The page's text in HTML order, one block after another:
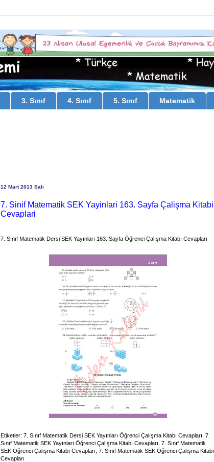
3. Sınıf 4. Sınıf 5. Sınıf Matematik
12 Mart 2013 Salı
7. Sinif Matematik SEK Yayinlari 163. Sayfa Çalişma Kitabi
Cevaplari
7. Sınıf Matematik Dersi SEK Yayınları 163. Sayfa Öğrenci Çalışma Kitabı Cevapları
Etiketler: 7. Sınıf Matematik Dersi SEK Yayınları Öğrenci Çalışma Kitabı Cevapları, 7.
Sınıf Matematik SEK Yayınları Öğrenci Çalışma Kitabı Cevapları, 7. Sınıf Matematik
SEK Öğrenci Çalışma Kitabı Cevapları, 7. Sınıf Matematik SEK Öğrenci Çalışma Kitabı
Cevapları